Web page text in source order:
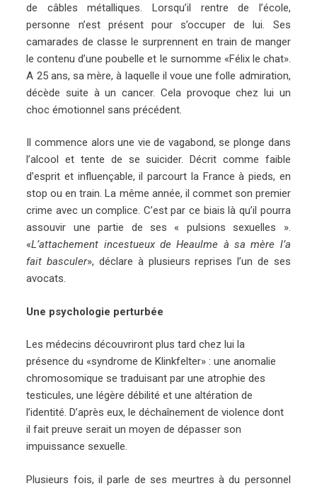
de câbles métalliques. Lorsqu’il rentre de l’école,
personne n’est présent pour s’occuper de lui. Ses
camarades de classe le surprennent en train de manger
le contenu d’une poubelle et le surnomme «Félix le chat».
A 25 ans, sa mère, à laquelle il voue une folle admiration,
décède suite à un cancer. Cela provoque chez lui un
choc émotionnel sans précédent.
Il commence alors une vie de vagabond, se plonge dans
l’alcool et tente de se suicider. Décrit comme faible
d’esprit et influençable, il parcourt la France à pieds, en
stop ou en train. La même année, il commet son premier
crime avec un complice. C’est par ce biais là qu’il pourra
assouvir une partie de ses « pulsions sexuelles ».
«L’attachement incestueux de Heaulme à sa mère l’a
fait basculer», déclare à plusieurs reprises l’un de ses
avocats.
Une psychologie perturbée
Les médecins découvriront plus tard chez lui la
présence du «syndrome de Klinkfelter» : une anomalie
chromosomique se traduisant par une atrophie des
testicules, une légère débilité et une altération de
l’identité. D’après eux, le déchaînement de violence dont
il fait preuve serait un moyen de dépasser son
impuissance sexuelle.
Plusieurs fois, il parle de ses meurtres à du personnel